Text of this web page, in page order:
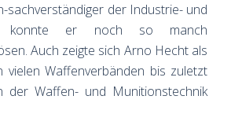
sachverständiger der Industrie- und
konnte er noch so manch
Auch zeigte sich Arno Hecht als
vielen Waffenverbänden bis zuletzt
Waffen- und Munitionstechnik